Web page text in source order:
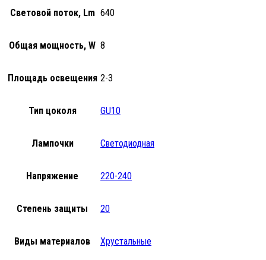
Световой поток, Lm 640
Общая мощность, W 8
Площадь освещения 2-3
Тип цоколя GU10
Лампочки Светодиодная
Напряжение 220-240
Степень защиты 20
Виды материалов Хрустальные